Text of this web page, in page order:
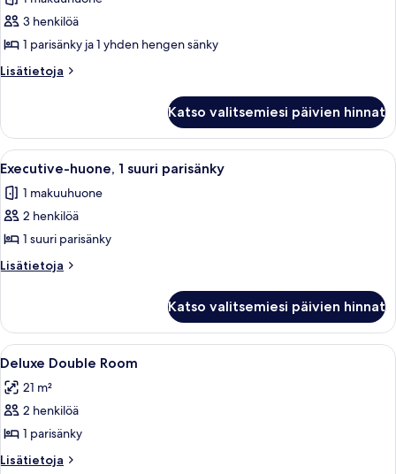
huonetyypin
Deluxe-
huone
kuvat
3 henkilöä
1 parisänky ja 1 yhden hengen sänky
Lisätietoja
Lisätietoja
Katso valitsemiesi päivien hinnat
Avaa
kaikki
huonetyypin
Executive-
huone,
1
kuvat
Moderni hotellihuone, jossa on
4
Executive-huone, 1 suuri parisänky
1 makuuhuone
2 henkilöä
1 suuri parisänky
Lisätietoja
Lisätietoja
1
suuri
parisänky
Katso valitsemiesi päivien hinnat
Avaa
kaikki
huonetyypin
Deluxe
Double
Room
Hotellihuone, jossa on sänky,
3
Deluxe Double Room
21 m²
2 henkilöä
1 parisänky
Lisätietoja
Lisätietoja